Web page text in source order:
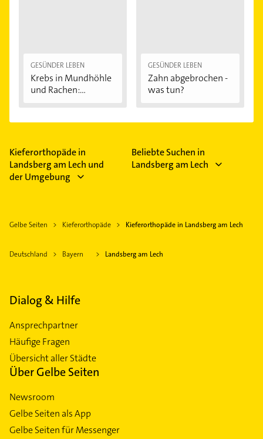
GESÜNDER LEBEN
Krebs in Mundhöhle
und Rachen:...
GESÜNDER LEBEN
Zahn abgebrochen -
was tun?
Kieferorthopäde in
Landsberg am Lech und
der Umgebung
Beliebte Suchen in
Landsberg am Lech
Gelbe Seiten Kieferorthopäde Kieferorthopäde in Landsberg am Lech
Deutschland Bayern Landsberg am Lech
Dialog & Hilfe
Ansprechpartner
Häufige Fragen
Übersicht aller Städte
Über Gelbe Seiten
Newsroom
Gelbe Seiten als App
Gelbe Seiten für Messenger